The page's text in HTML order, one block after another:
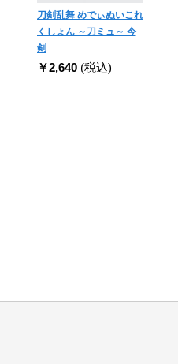
刀剣乱舞 めでぃぬいこれ
くしょん ～刀ミュ～ 今
剣
￥2,640 (税込)